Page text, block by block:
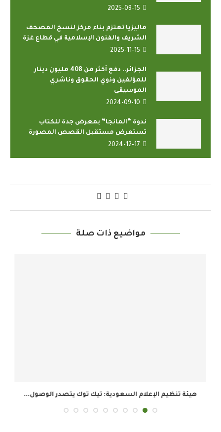
2025-09-15
ماليزيا تعتزم بناء مركز لنسخ المصحف
الشريف والفنون الإسلامية في قطاع غزة
2025-11-15
الجزائر.. دفع أكثر من 408 مليون دينار
للمؤلفين وذوي الحقوق وناشري
الموسيقى
2024-09-10
ندوة “المانجا” بمعرض جدة للكتاب
تستعرض مستقبل القصص المصورة
2024-12-17
مواضيع ذات صلة
هيئة تنظيم الإعلام السعودية: تيك توك يتصدر الوصول...